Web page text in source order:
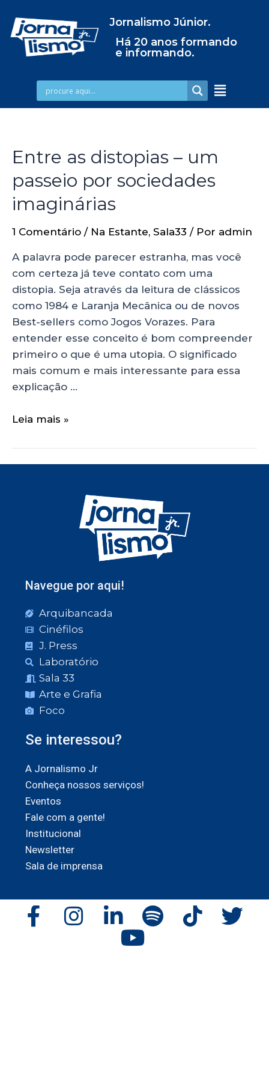
Jornalismo Júnior.
Há 20 anos formando
e informando.
Entre as distopias – um
passeio por sociedades
imaginárias
1 Comentário / Na Estante, Sala33 / Por admin
A palavra pode parecer estranha, mas você
com certeza já teve contato com uma
distopia. Seja através da leitura de clássicos
como 1984 e Laranja Mecânica ou de novos
Best-sellers como Jogos Vorazes. Para
entender esse conceito é bom compreender
primeiro o que é uma utopia. O significado
mais comum e mais interessante para essa
explicação …
Leia mais »
Navegue por aqui!
Arquibancada
Cinéfilos
J. Press
Laboratório
Sala 33
Arte e Grafia
Foco
Se interessou?
A Jornalismo Jr
Conheça nossos serviços!
Eventos
Fale com a gente!
Institucional
Newsletter
Sala de imprensa